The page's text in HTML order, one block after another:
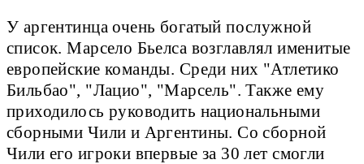
У аргентинца очень богатый послужной
список. Марсело Бьелса возглавлял именитые
европейские команды. Среди них "Атлетико
Бильбао", "Лацио", "Марсель". Также ему
приходилось руководить национальными
сборными Чили и Аргентины. Со сборной
Чили его игроки впервые за 30 лет смогли